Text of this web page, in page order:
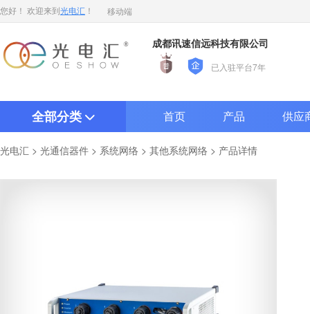
您好！ 欢迎来到 光电汇 ！ 移动端
成都讯速信远科技有限公司
已入驻平台7年
全部分类 首页 产品 供应
光电汇 > 光通信器件 > 系统网络 > 其他系统网络 > 产品详情